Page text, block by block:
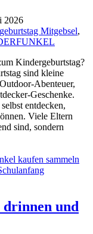
2026
Mitgebsel,
Kindergeburtstag?
sind kleine
Abenteuer,
Geschenke.
entdecken,
Viele Eltern
sind, sondern
und